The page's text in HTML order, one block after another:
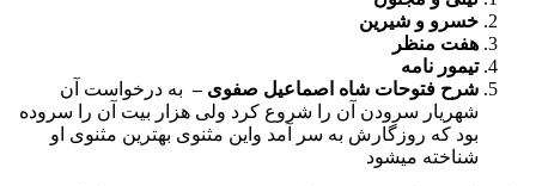
خسرو و شیرین
هفت منظر
تیمور نامه
شرح فتوحات شاه اصماعیل صفوی – به درخواست آن
شهریار سرودن آن را شروع کرد ولی هزار بیت آن را سروده
بود که روزگارش به سر آمد واین مثنوی بهترین مثنوی او
شناخته میشود